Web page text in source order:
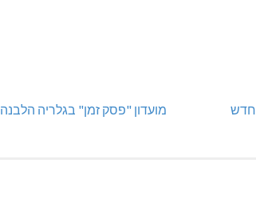
מועדון "פסק זמן" בגלריה הלבנה